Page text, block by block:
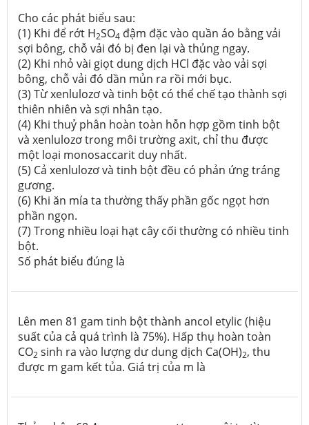
Cho các phát biểu sau:
(1) Khi để rớt H2SO4 đậm đặc vào quần áo bằng vải
sợi bông, chỗ vải đó bị đen lại và thủng ngay.
(2) Khi nhỏ vài giọt dung dịch HCl đặc vào vải sợi
bông, chỗ vải đó dần mủn ra rồi mới bục.
(3) Từ xenlulozơ và tinh bột có thể chế tạo thành sợi
thiên nhiên và sợi nhân tạo.
(4) Khi thuỷ phân hoàn toàn hỗn hợp gồm tinh bột
và xenlulozơ trong môi trường axit, chỉ thu được
một loại monosaccarit duy nhất.
(5) Cả xenlulozơ và tinh bột đều có phản ứng tráng
gương.
(6) Khi ăn mía ta thường thấy phần gốc ngọt hơn
phần ngọn.
(7) Trong nhiều loại hạt cây cối thường có nhiều tinh
bột.
Số phát biểu đúng là
Lên men 81 gam tinh bột thành ancol etylic (hiệu
suất của cả quá trình là 75%). Hấp thụ hoàn toàn
CO2 sinh ra vào lượng dư dung dịch Ca(OH)2, thu
được m gam kết tủa. Giá trị của m là